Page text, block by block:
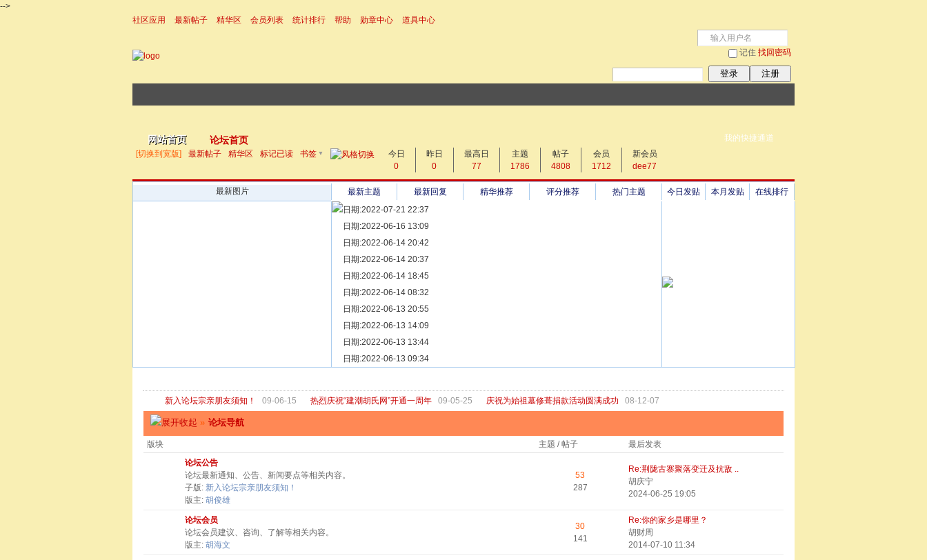
-->
社区应用
最新帖子 精华区 会员列表 统计排行 帮助 勋章中心
道具中心
记住 找回密码
登录 注册
我的快捷通道
网站首页 论坛首页
帖子 搜 索
热搜：
[切换到宽版] 最新帖子 精华区 标记已读 书签 ▼
今日
0
昨日
0
最高日
77
主题
1786
帖子
4808
会员
1712
新会员
dee77
最新图片 最新主题 最新回复 精华推荐 评分推荐 热门主题 今日发贴 本月发贴
在线排行
日期:2022-07-21 22:37
[ 宗亲新闻 ] 同为宗亲，血脉相连——记陆丰碣石宗亲到祖家京陇居地探亲问祖
日期:2022-06-16 13:09
[ 族谱知识 ] 漫话辈份
日期:2022-06-14 20:42
[ 族谱知识 ] 修族谱的用字规范与说明
日期:2022-06-14 20:37
[ 族谱知识 ] 一元等于多少年？
日期:2022-06-14 18:45
[ 散文随笔 ] 写给远在天堂的父亲——胡棉创
日期:2022-06-14 08:32
[ 宗亲新闻 ] 关于“金鸡落洋”祖坟复原修缮的倡议
日期:2022-06-13 20:55
[ 庙堂宗祠 ] 洽礼祖祠
日期:2022-06-13 14:09
[ 庙堂宗祠 ] 京华胡氏二世祖祠
日期:2022-06-13 13:44
[ 庙堂宗祠 ] 祖祠、家庙
日期:2022-06-13 09:34
新入论坛宗亲朋友须知！ 09-06-15 热烈庆祝“建潮胡氏网”开通一周年 09-05-25 庆祝为始祖墓修葺捐款活动圆满成功 08-12-07
» 论坛导航
版块 主题 / 帖子
最后发表
论坛公告
论坛最新通知、公告、新闻要点等相关内容。
子版: 新入论坛宗亲朋友须知！
版主: 胡俊雄
53
287
Re:荆陇古寨聚落变迁及抗敌 ..
胡庆宁
2024-06-25 19:05
论坛会员
论坛会员建议、咨询、了解等相关内容。
版主: 胡海文
30
141
Re:你的家乡是哪里？
胡财周
2014-07-10 11:34